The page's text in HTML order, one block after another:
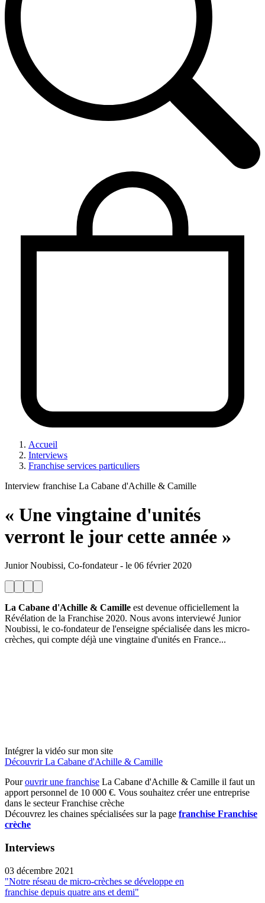
Accueil
Interviews
Franchise services particuliers
Interview franchise La Cabane d'Achille & Camille
« Une vingtaine d'unités
verront le jour cette année »
Junior Noubissi, Co-fondateur- le 06 février 2020
La Cabane d'Achille & Camille est devenue officiellement la
Révélation de la Franchise 2020. Nous avons interviewé Junior
Noubissi, le co-fondateur de l'enseigne spécialisée dans les micro-
crèches, qui compte déjà une vingtaine d'unités en France...
Intégrer la vidéo sur mon site
Découvrir La Cabane d'Achille & Camille
Pourouvrir une franchise La Cabane d'Achille & Camille il faut un
apport personnel de 10 000 €. Vous souhaitez créer une entreprise
dans le secteur Franchise crèche
Découvrez les chaines spécialisées sur la page franchise Franchise
crèche
Interviews
03 décembre 2021
"Notre réseau de micro-crèches se développe en
franchise depuis quatre ans et demi"